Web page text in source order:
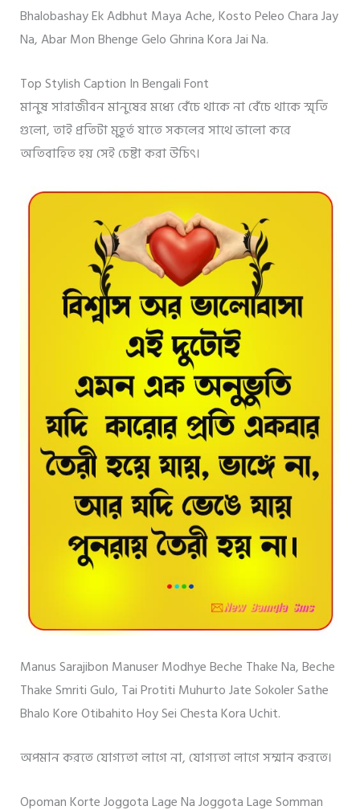
Bhalobashay Ek Adbhut Maya Ache, Kosto Peleo Chara Jay
Na, Abar Mon Bhenge Gelo Ghrina Kora Jai Na.
Top Stylish Caption In Bengali Font
মানুষ সারাজীবন মানুষের মধ্যে বেঁচে থাকে না বেঁচে থাকে স্মৃতি
গুলো, তাই প্রতিটা মুহূর্ত যাতে সকলের সাথে ভালো করে
অতিবাহিত হয় সেই চেষ্টা করা উচিৎ।
Manus Sarajibon Manuser Modhye Beche Thake Na, Beche
Thake Smriti Gulo, Tai Protiti Muhurto Jate Sokoler Sathe
Bhalo Kore Otibahito Hoy Sei Chesta Kora Uchit.
অপমান করতে যোগ্যতা লাগে না, যোগ্যতা লাগে সম্মান করতে।
Opoman Korte Joggota Lage Na Joggota Lage Somman